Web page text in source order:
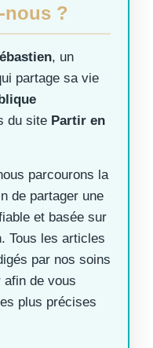
nous ?
, un
partage sa vie
du site Partir en
parcourons la
de partager une
et basée sur
Tous les articles
par nos soins
afin de vous
plus précises